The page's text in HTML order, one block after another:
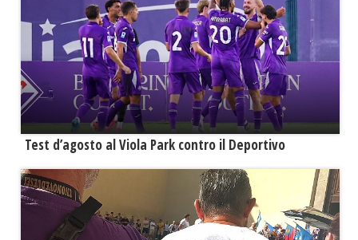
Test d’agosto al Viola Park contro il Deportivo